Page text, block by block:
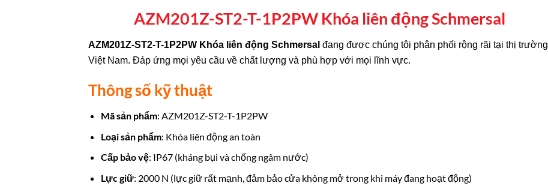
AZM201Z-ST2-T-1P2PW Khóa liên động Schmersal
AZM201Z-ST2-T-1P2PW Khóa liên động Schmersal đang được chúng tôi phân phối rộng rãi tại thị trường
Việt Nam. Đáp ứng mọi yêu cầu về chất lượng và phù hợp với mọi lĩnh vực.
Thông số kỹ thuật
Mã sản phẩm: AZM201Z-ST2-T-1P2PW
Loại sản phẩm: Khóa liên động an toàn
Cấp bảo vệ: IP67 (kháng bụi và chống ngâm nước)
Lực giữ: 2000 N (lực giữ rất mạnh, đảm bảo cửa không mở trong khi máy đang hoạt động)